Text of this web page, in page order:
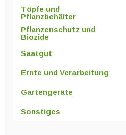
Töpfe und
Pflanzbehälter
Pflanzenschutz und
Biozide
Saatgut
Ernte und Verarbeitung
Gartengeräte
Sonstiges